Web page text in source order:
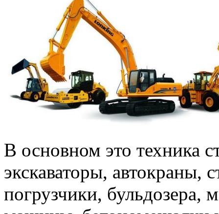
В основном это техника
экскаваторы, автокраны,
погрузчики,